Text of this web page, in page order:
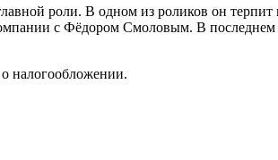
роли. В одном из роликов он
с Фёдором Смоловым. В последнем
налогообложении.